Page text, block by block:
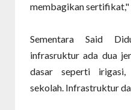
membagikan sertifikat,"
Sementara Said
infrasruktur ada dua
dasar seperti irigasi,
sekolah. Infrastruktur